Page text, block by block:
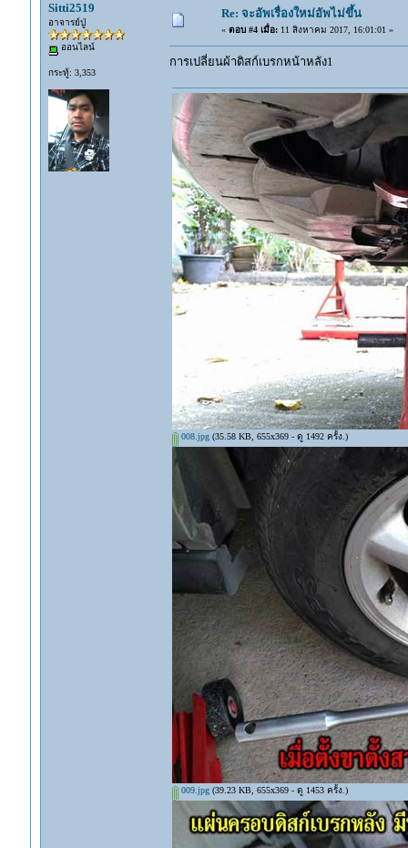
Sitti2519
อาจารย์ปู่
ออนไลน์
กระทู้: 3,353
Re: จะอัพเรื่องใหม่อัพไม่ขึ้น
« ตอบ #4 เมื่อ:11 สิงหาคม 2017, 16:01:01 »
การเปลี่ยนผ้าดิสก์เบรกหน้าหลัง1
008.jpg(35.58 KB, 655x369 - ดู 1492 ครั้ง.)
009.jpg(39.23 KB, 655x369 - ดู 1453 ครั้ง.)